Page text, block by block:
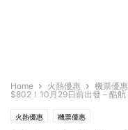
Home 火熱優惠 機票優惠
$802！10月29日前出發 – 酷航
火熱優惠 機票優惠